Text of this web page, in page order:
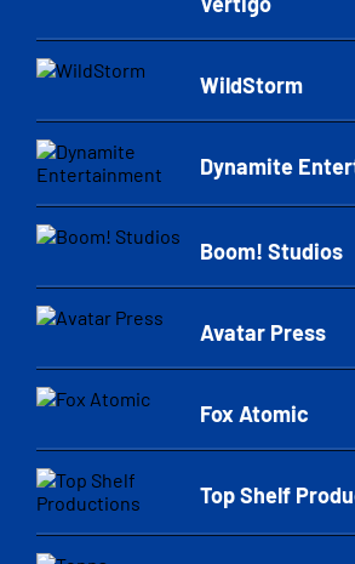
WildStorm
Dynamite
Boom! Studios
Avatar Press
Fox Atomic
Top Shelf